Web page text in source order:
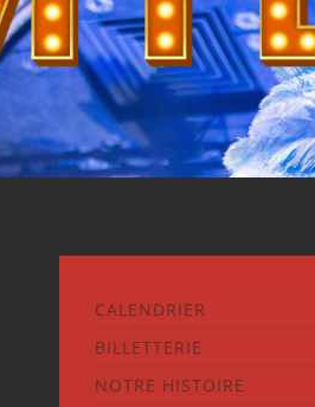
CALENDRIER
BILLETTERIE
NOTRE HISTOIRE